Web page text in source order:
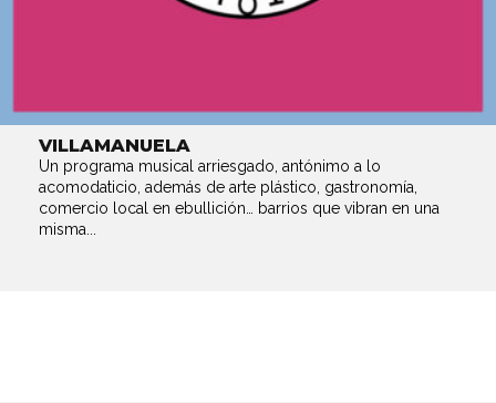
VILLAMANUELA
Un programa musical arriesgado, antónimo a lo
acomodaticio, además de arte plástico, gastronomía,
comercio local en ebullición… barrios que vibran en una
misma...